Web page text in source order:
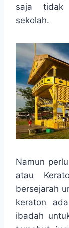
saja tidak
sekolah.
Namun
atau
bersejarah
keraton
ibadah